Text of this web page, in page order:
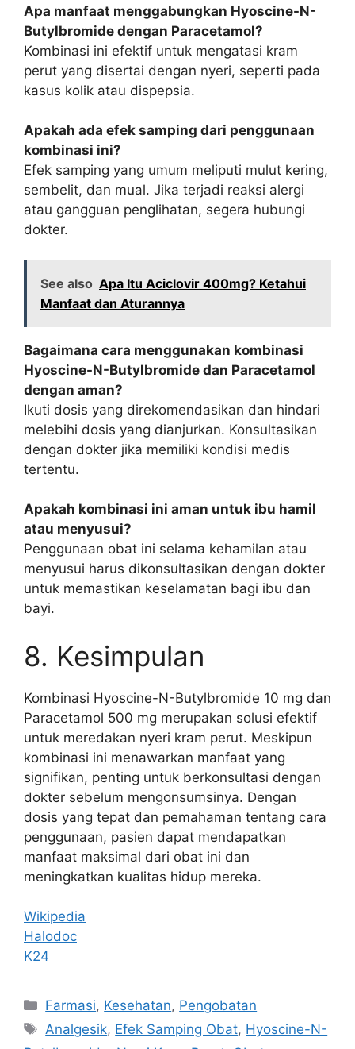
Apa manfaat menggabungkan Hyoscine-N-
Butylbromide dengan Paracetamol?
Kombinasi ini efektif untuk mengatasi kram
perut yang disertai dengan nyeri, seperti pada
kasus kolik atau dispepsia.
Apakah ada efek samping dari penggunaan
kombinasi ini?
Efek samping yang umum meliputi mulut kering,
sembelit, dan mual. Jika terjadi reaksi alergi
atau gangguan penglihatan, segera hubungi
dokter.
See also Apa Itu Aciclovir 400mg? Ketahui
Manfaat dan Aturannya
Bagaimana cara menggunakan kombinasi
Hyoscine-N-Butylbromide dan Paracetamol
dengan aman?
Ikuti dosis yang direkomendasikan dan hindari
melebihi dosis yang dianjurkan. Konsultasikan
dengan dokter jika memiliki kondisi medis
tertentu.
Apakah kombinasi ini aman untuk ibu hamil
atau menyusui?
Penggunaan obat ini selama kehamilan atau
menyusui harus dikonsultasikan dengan dokter
untuk memastikan keselamatan bagi ibu dan
bayi.
8. Kesimpulan
Kombinasi Hyoscine-N-Butylbromide 10 mg dan
Paracetamol 500 mg merupakan solusi efektif
untuk meredakan nyeri kram perut. Meskipun
kombinasi ini menawarkan manfaat yang
signifikan, penting untuk berkonsultasi dengan
dokter sebelum mengonsumsinya. Dengan
dosis yang tepat dan pemahaman tentang cara
penggunaan, pasien dapat mendapatkan
manfaat maksimal dari obat ini dan
meningkatkan kualitas hidup mereka.
Wikipedia
Halodoc
K24
Categories
Farmasi, Kesehatan, Pengobatan
Tags
Analgesik, Efek Samping Obat, Hyoscine-N-